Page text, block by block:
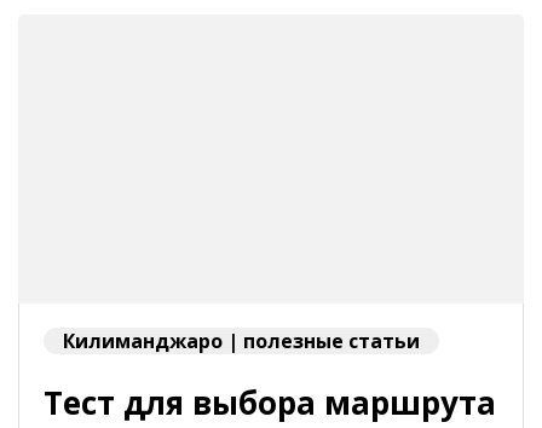
Килиманджаро | полезные статьи
Тест для выбора маршрута